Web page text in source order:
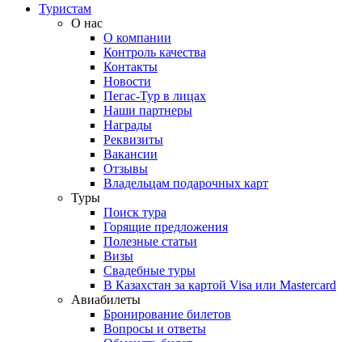
Туристам
О нас
О компании
Контроль качества
Контакты
Новости
Пегас-Тур в лицах
Наши партнеры
Награды
Реквизиты
Вакансии
Отзывы
Владельцам подарочных карт
Туры
Поиск тура
Горящие предложения
Полезные статьи
Визы
Свадебные туры
В Казахстан за картой Visa или Masterсard
Авиабилеты
Бронирование билетов
Вопросы и ответы